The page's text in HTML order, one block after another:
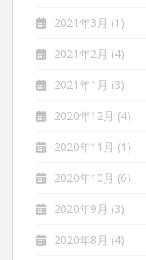
2021年3月 (1)
2021年2月 (4)
2021年1月 (3)
2020年12月 (4)
2020年11月 (1)
2020年10月 (6)
2020年9月 (3)
2020年8月 (4)